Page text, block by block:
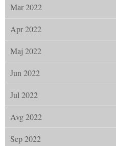
Mar 2022
Apr 2022
Maj 2022
Jun 2022
Jul 2022
Avg 2022
Sep 2022